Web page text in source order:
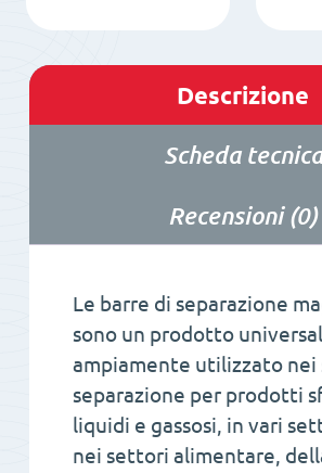
Descrizione
Scheda tecnica
Recensioni (0)
Le barre di separazione
sono un prodotto
ampiamente utilizzato nei
separazione per prodotti
liquidi e gassosi, in vari
nei settori alimentare,